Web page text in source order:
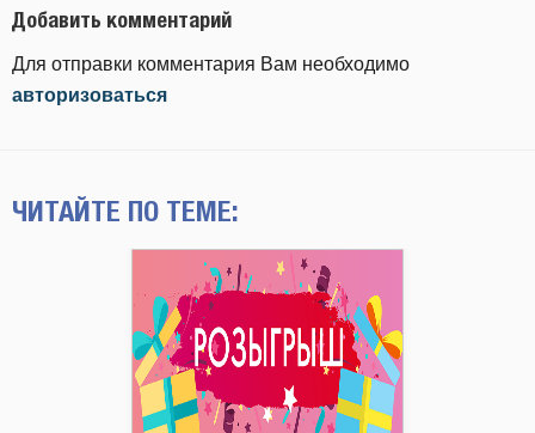
Добавить комментарий
Для отправки комментария Вам необходимо
авторизоваться
ЧИТАЙТЕ ПО ТЕМЕ: